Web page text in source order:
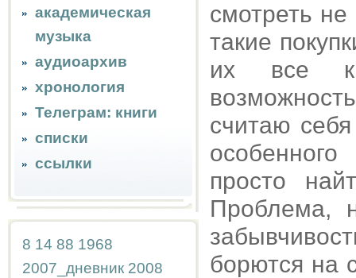
академическая
музыка
аудиоархив
хронология
Телеграм: книги
списки
ссылки
8 14 88 1968
2007_дневник 2008
смотреть
такие
их все
считаю
просто
Проблема,
борются на